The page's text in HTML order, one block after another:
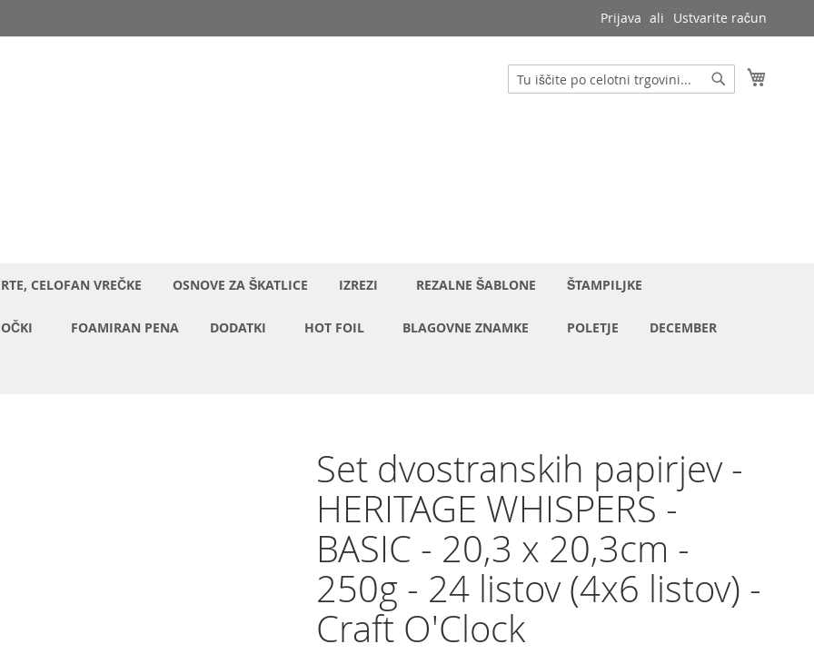
Prijava Ustvarite račun
Iskanje
CELOFAN VREČKE OSNOVE ZA ŠKATLICE IZREZI REZALNE ŠABLONE ŠTAMPILJKE
FOAMIRAN PENA DODATKI HOT FOIL BLAGOVNE ZNAMKE POLETJE DECEMBER
Set dvostranskih papirjev -
HERITAGE WHISPERS -
BASIC - 20,3 x 20,3cm -
250g - 24 listov (4x6 listov) -
Craft O'Clock